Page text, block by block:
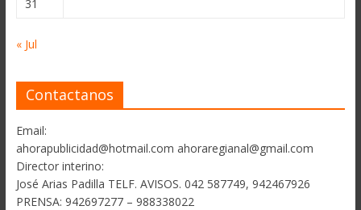
31
« Jul
Contactanos
Email:
ahorapublicidad@hotmail.com ahoraregianal@gmail.com
Director interino:
José Arias Padilla TELF. AVISOS. 042 587749, 942467926
PRENSA: 942697277 – 988338022